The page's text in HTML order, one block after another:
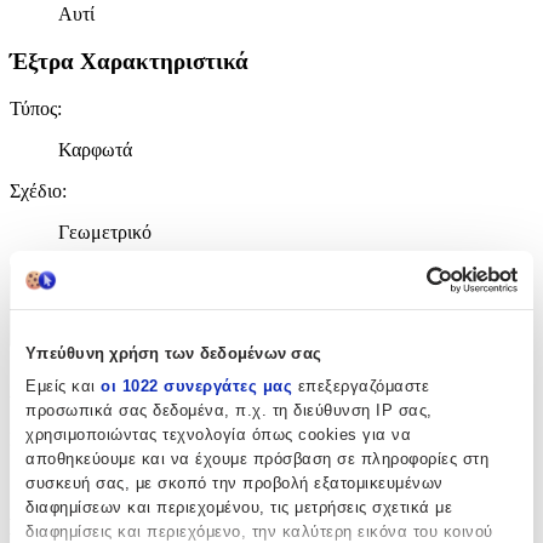
Υπεύθυνη χρήση των δεδομένων σας
Εμείς και οι 1022 συνεργάτες μας επεξεργαζόμαστε
προσωπικά σας δεδομένα, π.χ. τη διεύθυνση IP σας,
χρησιμοποιώντας τεχνολογία όπως cookies για να
αποθηκεύουμε και να έχουμε πρόσβαση σε πληροφορίες στη
συσκευή σας, με σκοπό την προβολή εξατομικευμένων
διαφημίσεων και περιεχομένου, τις μετρήσεις σχετικά με
διαφημίσεις και περιεχόμενο, την καλύτερη εικόνα του κοινού
Αυτί
Έξτρα Χαρακτηριστικά
Τύπος:
Καρφωτά
Σχέδιο:
Γεωμετρικό
Χαρακτηριστικά
Χαρακτηριστικά
Κατασκευαστής:
Bag to Bag
Βασικά Χαρακτηριστικά